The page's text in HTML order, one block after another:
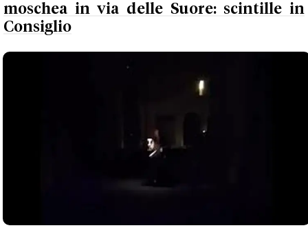
moschea in via delle Suore: scintille in
Consiglio